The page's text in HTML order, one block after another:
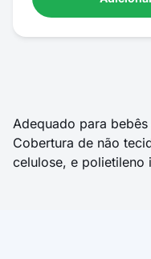
Adequado para
Cobertura de não
celulose, e polietileno